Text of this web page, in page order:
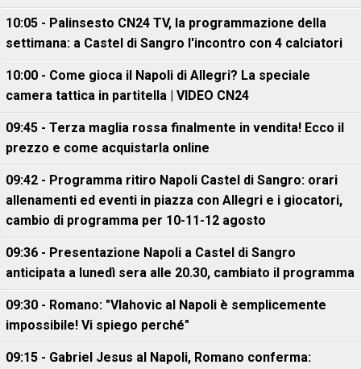
10:05 - Palinsesto CN24 TV, la programmazione della
settimana: a Castel di Sangro l'incontro con 4 calciatori
10:00 - Come gioca il Napoli di Allegri? La speciale
camera tattica in partitella | VIDEO CN24
09:45 - Terza maglia rossa finalmente in vendita! Ecco il
prezzo e come acquistarla online
09:42 - Programma ritiro Napoli Castel di Sangro: orari
allenamenti ed eventi in piazza con Allegri e i giocatori,
cambio di programma per 10-11-12 agosto
09:36 - Presentazione Napoli a Castel di Sangro
anticipata a lunedì sera alle 20.30, cambiato il programma
09:30 - Romano: "Vlahovic al Napoli è semplicemente
impossibile! Vi spiego perché"
09:15 - Gabriel Jesus al Napoli, Romano conferma: